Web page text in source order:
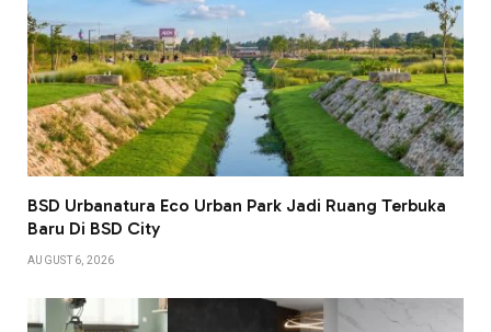
BSD Urbanatura Eco Urban Park Jadi Ruang Terbuka
Baru Di BSD City
AUGUST 6, 2026